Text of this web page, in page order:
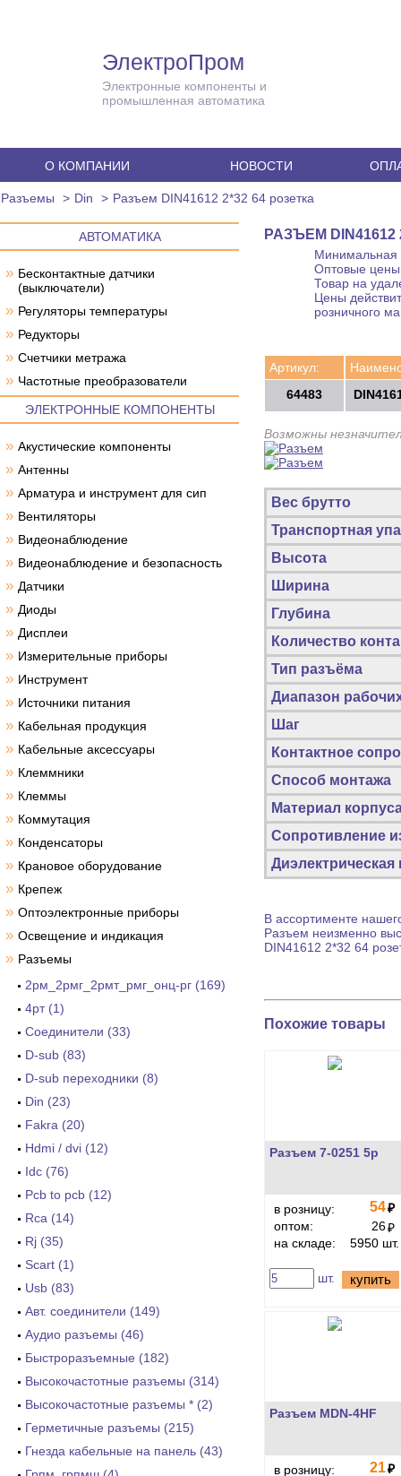
ЭлектроПром
Электронные компоненты и
промышленная автоматика
О КОМПАНИИ НОВОСТИ
Разъемы Din Разъем DIN41612 2*32 64 розетка
АВТОМАТИКА
» Бесконтактные датчики
(выключатели)
» Регуляторы температуры
» Редукторы
» Счетчики метража
» Частотные преобразователи
ЭЛЕКТРОННЫЕ КОМПОНЕНТЫ
» Акустические компоненты
» Антенны
» Арматура и инструмент для сип
» Вентиляторы
» Видеонаблюдение
» Видеонаблюдение и безопасность
» Датчики
» Диоды
» Дисплеи
» Измерительные приборы
» Инструмент
» Источники питания
» Кабельная продукция
» Кабельные аксессуары
» Клеммники
» Клеммы
» Коммутация
» Конденсаторы
» Крановое оборудование
» Крепеж
» Оптоэлектронные приборы
» Освещение и индикация
» Разъемы
2рм_2рмг_2рмт_рмг_онц-рг (169)
4рт (1)
Cоединители (33)
D-sub (83)
D-sub переходники (8)
Din (23)
Fakra (20)
Hdmi / dvi (12)
Idc (76)
Pcb to pcb (12)
Rca (14)
Rj (35)
Scart (1)
Usb (83)
Авт. соединители (149)
Аудио разъемы (46)
Быстроразъемные (182)
Высокочастотные разъемы (314)
Высокочастотные разъемы * (2)
Герметичные разъемы (215)
Гнезда кабельные на панель (43)
РАЗЪЕМ DIN41612
Минимальная
Оптовые цены
Товар на
Цены
розничного
Артикул:
64483
Возможны
Вес брутто
Транспортная
Высота
Ширина
Глубина
Количество
Тип разъёма
Диапазон
Шаг
Контактное
Способ монтажа
Материал
Сопротивление
Диэлектрическая
В ассортименте
Разъем неизменно
DIN41612 2*32 64
Похожие товары
Разъем 7-0251 5p
в розницу: 54₽
оптом:
26₽
на складе:
5950 шт.
шт. купить
Разъем MDN-4HF
в розницу: 21₽